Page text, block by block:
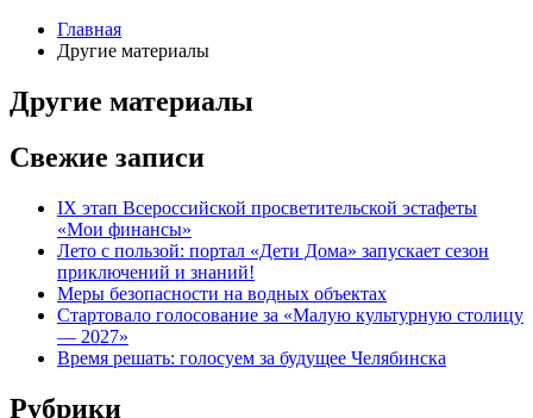
Главная
Другие материалы
Другие материалы
Свежие записи
IX этап Всероссийской просветительской эстафеты
«Мои финансы»
Лето с пользой: портал «Дети Дома» запускает сезон
приключений и знаний!
Меры безопасности на водных объектах
Стартовало голосование за «Малую культурную столицу
— 2027»
Время решать: голосуем за будущее Челябинска
Рубрики